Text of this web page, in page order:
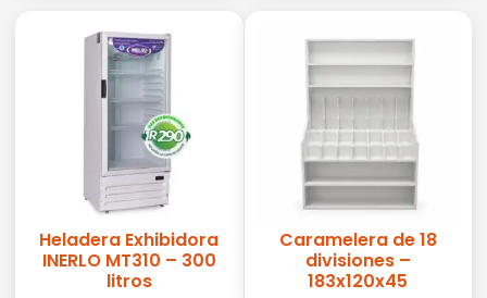
Heladera Exhibidora
INERLO MT310 – 300
litros
Caramelera de 18
divisiones –
183x120x45